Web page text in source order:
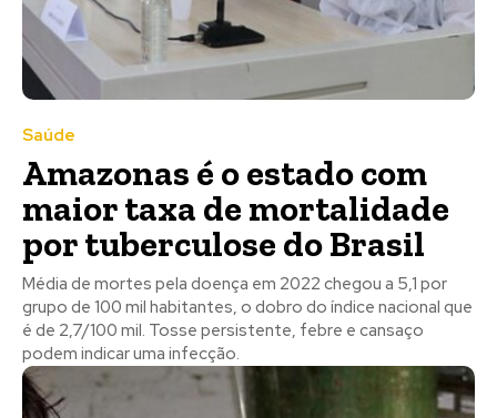
Saúde
Amazonas é o estado com
maior taxa de mortalidade
por tuberculose do Brasil
Média de mortes pela doença em 2022 chegou a 5,1 por
grupo de 100 mil habitantes, o dobro do índice nacional que
é de 2,7/100 mil. Tosse persistente, febre e cansaço
podem indicar uma infecção.